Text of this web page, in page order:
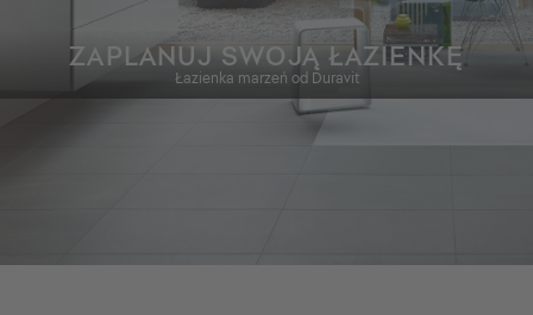
ZAPLANUJ SWOJĄ ŁAZIENKĘ
Łazienka marzeń od Duravit